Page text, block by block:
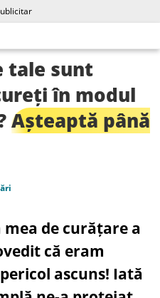
tale sunt
în modul
Așteaptă până
de curățare a
că eram
ascuns! Iată